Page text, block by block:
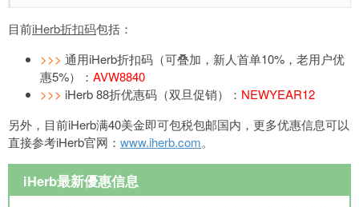
目前iHerb折扣码包括：
>>> 通用iHerb折扣码（可叠加，新人首单10%，老用户优
惠5%）： AVW8840
>>> iHerb 88折优惠码（双旦促销）： NEWYEAR12
另外，目前iHerb满40美金即可包税包邮国内，更多优惠信息可以
直接参考iHerb官网： www.iherb.com。
iHerb最新優惠信息